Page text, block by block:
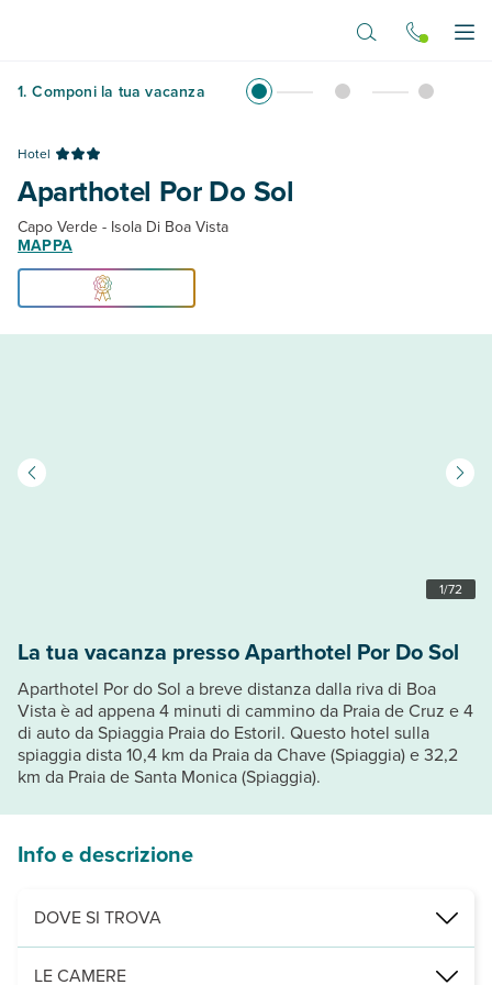
1. Componi la tua vacanza
Hotel
Aparthotel Por Do Sol
Capo Verde - Isola Di Boa Vista
MAPPA
1/72
La tua vacanza presso Aparthotel Por Do Sol
Aparthotel Por do Sol a breve distanza dalla riva di Boa
Vista è ad appena 4 minuti di cammino da Praia de Cruz e 4
di auto da Spiaggia Praia do Estoril. Questo hotel sulla
spiaggia dista 10,4 km da Praia da Chave (Spiaggia) e 32,2
km da Praia de Santa Monica (Spiaggia).
Info e descrizione
DOVE SI TROVA
Nelle vicinanze di: Praia de Cruz
LE CAMERE